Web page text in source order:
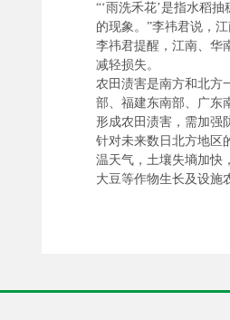
“‘雨洗禾花’是指水稻
的现象。”李祎君说，
李祎君提醒，江南、华
减轻损失。
农田渍害是南方和北方
部、福建东南部、广东
形成农田渍害，需加强
针对未来数日北方地区
温天气，土壤失墒加快
大豆等作物生长及设施